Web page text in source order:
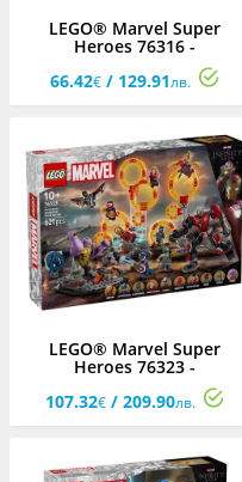
LEGO® Marvel Super
Heroes 76316 -
Фантастичната четворка
срещу Галактус - фигура за
66.42€ / 129.91лв.
LEGO® Marvel Super
Heroes 76323 -
Отмъстителите: Краят
Последната битка
107.32€ / 209.90лв.